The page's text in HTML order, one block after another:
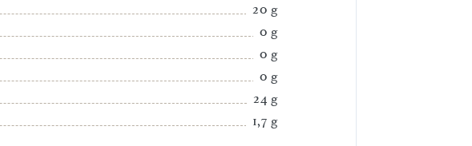
20 g
0 g
0 g
0 g
24 g
1,7 g